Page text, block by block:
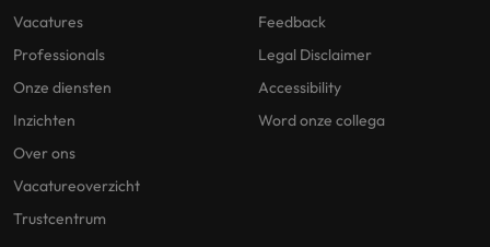
Vacatures
Professionals
Onze diensten
Inzichten
Over ons
Vacatureoverzicht
Trustcentrum
Feedback
Legal Disclaimer
Accessibility
Word onze collega